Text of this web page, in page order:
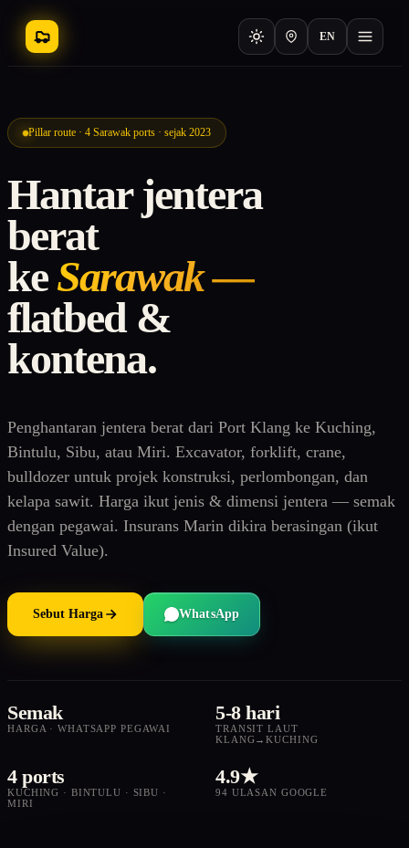
EN
Pillar route · 4 Sarawak ports · sejak 2023
Hantar jentera
berat
keSarawak —
flatbed &
kontena.
Penghantaran jentera berat dari Port Klang ke Kuching,
Bintulu, Sibu, atau Miri. Excavator, forklift, crane,
bulldozer untuk projek konstruksi, perlombongan, dan
kelapa sawit. Harga ikut jenis & dimensi jentera — semak
dengan pegawai. Insurans Marin dikira berasingan (ikut
Insured Value).
Sebut Harga WhatsApp
Semak
HARGA · WHATSAPP PEGAWAI
5-8 hari
TRANSIT LAUT
KLANG→KUCHING
4 ports
KUCHING · BINTULU · SIBU ·
MIRI
4.9★
94 ULASAN GOOGLE